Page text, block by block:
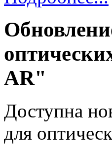
AR"
Доступна
для